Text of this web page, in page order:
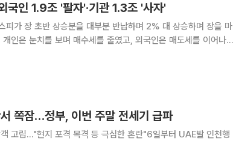
인 1.9조 '팔자'·기관 1.3조 '사자'
피가 장 초반 상승분을 대부분 반납하며 2% 대 상승하며 장을 마
인은 눈치를 보며 매수세를 줄였고, 외국인은 매도세를 이어나갔
232.45포인트(4.3
쪽잠…정부, 이번 주말 전세기 급파
고립…"현지 포격 목격 등 극심한 혼란"6일부터 UAE발 인천행